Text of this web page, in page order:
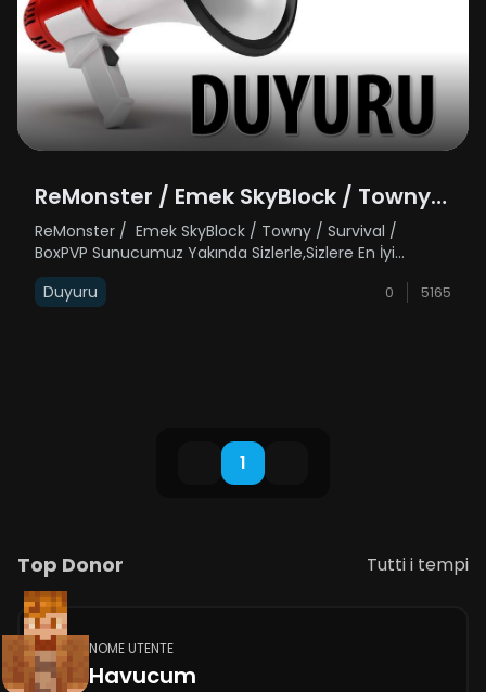
ReMonster / Emek SkyBlock / Towny /
Survival / BoxPVP
ReMonster / Emek SkyBlock / Towny / Survival /
BoxPVP Sunucumuz Yakında Sizlerle,Sizlere En İyi
Hizmeti Verebilmek Adına Elimizden Gelen En İyi
Sistemlerle Birlikte Güçlü Makinelerle
Duyuru 0 5165
1
Top Donor Tutti i tempi
NOME UTENTE
Havucum